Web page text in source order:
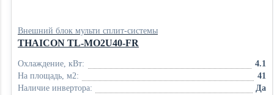
Внешний блок мульти сплит-системы
THAICON TL-MO2U40-FR
Охлаждение, кВт:
4.1
На площадь, м2:
41
Наличие инвертора:
Да